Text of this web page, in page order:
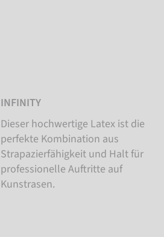
INFINITY
Dieser hochwertige Latex ist die
perfekte Kombination aus
Strapazierfähigkeit und Halt für
professionelle Auftritte auf
Kunstrasen.